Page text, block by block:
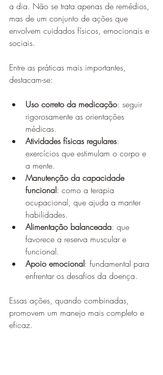
a dia. Não se trata apenas de remédios,
mas de um conjunto de ações que
envolvem cuidados físicos, emocionais e
sociais.
Entre as práticas mais importantes,
destacam-se:
Uso correto da medicação: seguir
rigorosamente as orientações
médicas.
Atividades físicas regulares:
exercícios que estimulam o corpo e
a mente.
Manutenção da capacidade
funcional: como a terapia
ocupacional, que ajuda a manter
habilidades.
Alimentação balanceada: que
favorece a reserva muscular e
funcional.
Apoio emocional: fundamental para
enfrentar os desafios da doença.
Essas ações, quando combinadas,
promovem um manejo mais completo e
eficaz.